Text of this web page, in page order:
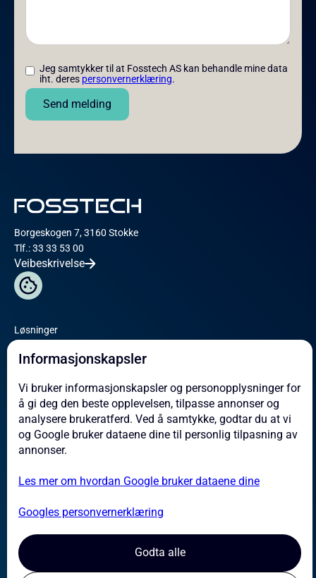
Informasjonskapsler
Vi bruker informasjonskapsler og personopplysninger for
å gi deg den beste opplevelsen, tilpasse annonser og
analysere brukeratferd. Ved å samtykke, godtar du at vi
og Google bruker dataene dine til personlig tilpasning av
annonser.
Les mer om hvordan Google bruker dataene dine
Googles personvernerklæring
Godta alle
Jeg samtykker til at Fosstech AS kan behandle mine data
iht. deres personvernerklæring.
Borgeskogen 7, 3160 Stokke
Tlf.: 33 33 53 00
Veibeskrivelse
Løsninger
Service
Om oss
Referanser
Aktuelt
Jobb hos oss
Aktsomhetsvurdering
Sertifiseringer og HMS
Personvernerklæring